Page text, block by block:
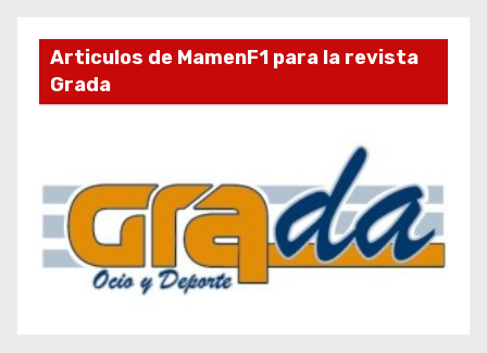
Articulos de MamenF1 para la revista
Grada